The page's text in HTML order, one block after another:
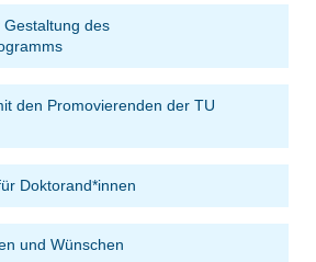
des
den Promovierenden der TU
Doktorand*innen
und Wünschen